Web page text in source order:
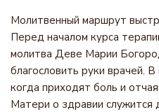
Молитвенный маршрут
Перед началом курса
молитва Деве Марии
благословить руки врачей.
когда приходят боль и
Матери о здравии служится